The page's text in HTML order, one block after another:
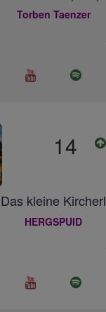
Torben Taenzer
14
Das kleine Kircherl
HERGSPUID